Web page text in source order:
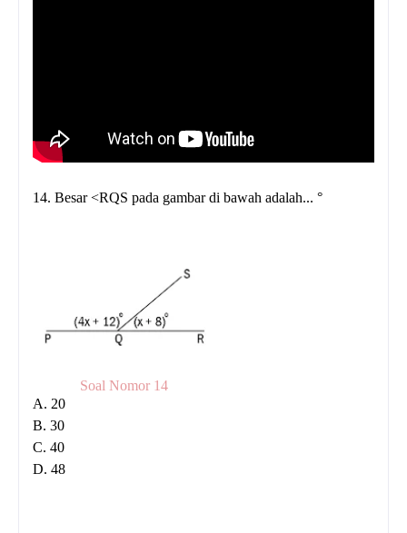
14. Besar <RQS pada gambar di bawah adalah... °
Soal Nomor 14
A. 20
B. 30
C. 40
D. 48